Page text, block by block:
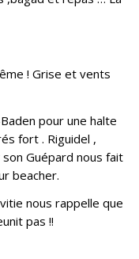
! Grise et vents
pour une halte
fort . Riguidel ,
Guépard nous fait
beacher.
nous rappelle que
pas !!